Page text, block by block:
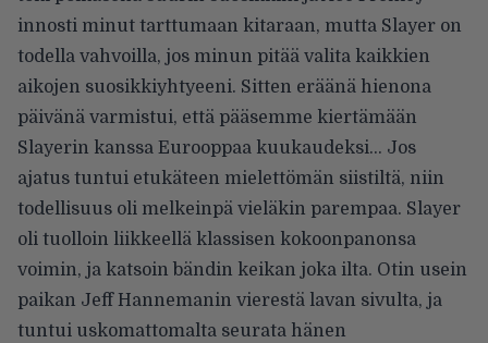
innosti minut tarttumaan kitaraan, mutta Slayer on
todella vahvoilla, jos minun pitää valita kaikkien
aikojen suosikkiyhtyeeni. Sitten eräänä hienona
päivänä varmistui, että pääsemme kiertämään
Slayerin kanssa Eurooppaa kuukaudeksi… Jos
ajatus tuntui etukäteen mielettömän siistiltä, niin
todellisuus oli melkeinpä vieläkin parempaa. Slayer
oli tuolloin liikkeellä klassisen kokoonpanonsa
voimin, ja katsoin bändin keikan joka ilta. Otin usein
paikan Jeff Hannemanin vierestä lavan sivulta, ja
tuntui uskomattomalta seurata hänen